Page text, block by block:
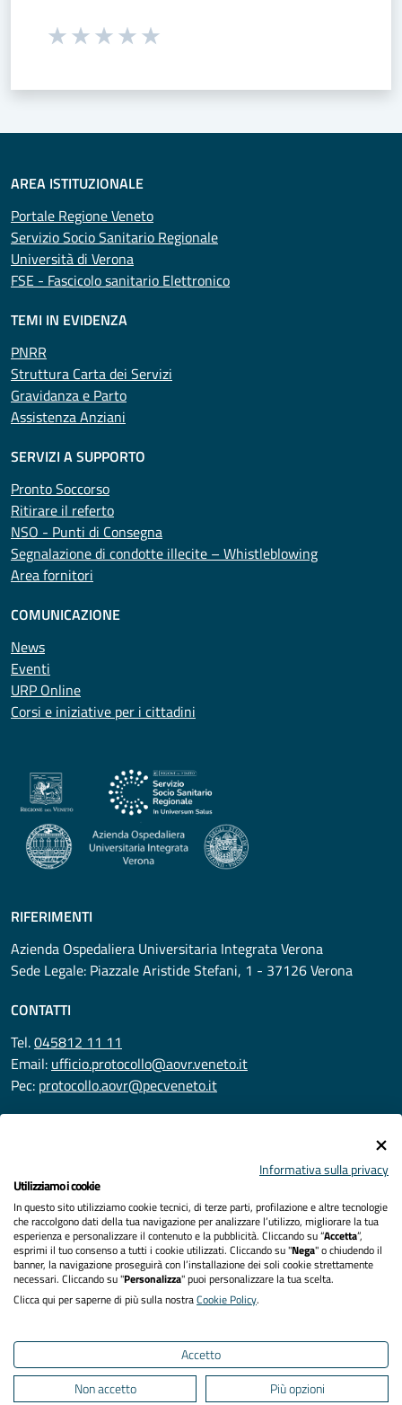
Seleziona una valutazione da 1 a 5 stelle
AREA ISTITUZIONALE
Portale Regione Veneto
Servizio Socio Sanitario Regionale
Università di Verona
FSE - Fascicolo sanitario Elettronico
TEMI IN EVIDENZA
PNRR
Struttura Carta dei Servizi
Gravidanza e Parto
Assistenza Anziani
SERVIZI A SUPPORTO
Pronto Soccorso
Ritirare il referto
NSO - Punti di Consegna
Segnalazione di condotte illecite – Whistleblowing
Area fornitori
COMUNICAZIONE
News
Eventi
URP Online
Corsi e iniziative per i cittadini
RIFERIMENTI
Azienda Ospedaliera Universitaria Integrata Verona
Sede Legale: Piazzale Aristide Stefani, 1 - 37126 Verona
CONTATTI
Tel.045812 11 11
Email: ufficio.protocollo@aovr.veneto.it
Pec: protocollo.aovr@pecveneto.it
Privacy
Accessibilità
Note legali
Area Riservata
Informativa sulla privacy
Utilizziamo i cookie
In questo sito utilizziamo cookie tecnici, di terze parti, profilazione e altre tecnologie
che raccolgono dati della tua navigazione per analizzare l’utilizzo, migliorare la tua
esperienza e personalizzare il contenuto e la pubblicità. Cliccando su “Accetta”,
esprimi il tuo consenso a tutti i cookie utilizzati. Cliccando su "Nega" o chiudendo il
banner, la navigazione proseguirà con l’installazione dei soli cookie strettamente
necessari. Cliccando su "Personalizza" puoi personalizzare la tua scelta.
Clicca qui per saperne di più sulla nostraCookie Policy.
Accetto
Non accetto
Più opzioni